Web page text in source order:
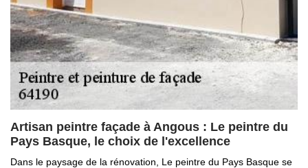
Artisan peintre façade à Angous : Le peintre du
Pays Basque, le choix de l'excellence
Dans le paysage de la rénovation, Le peintre du Pays Basque se